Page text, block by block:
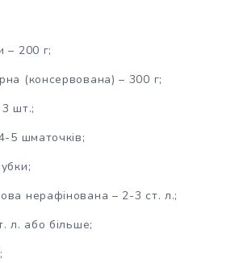
– 200 г;
(консервована) – 300 г;
шт.;
5 шматочків;
нерафінована – 2-3 ст. л.;
л. або більше;